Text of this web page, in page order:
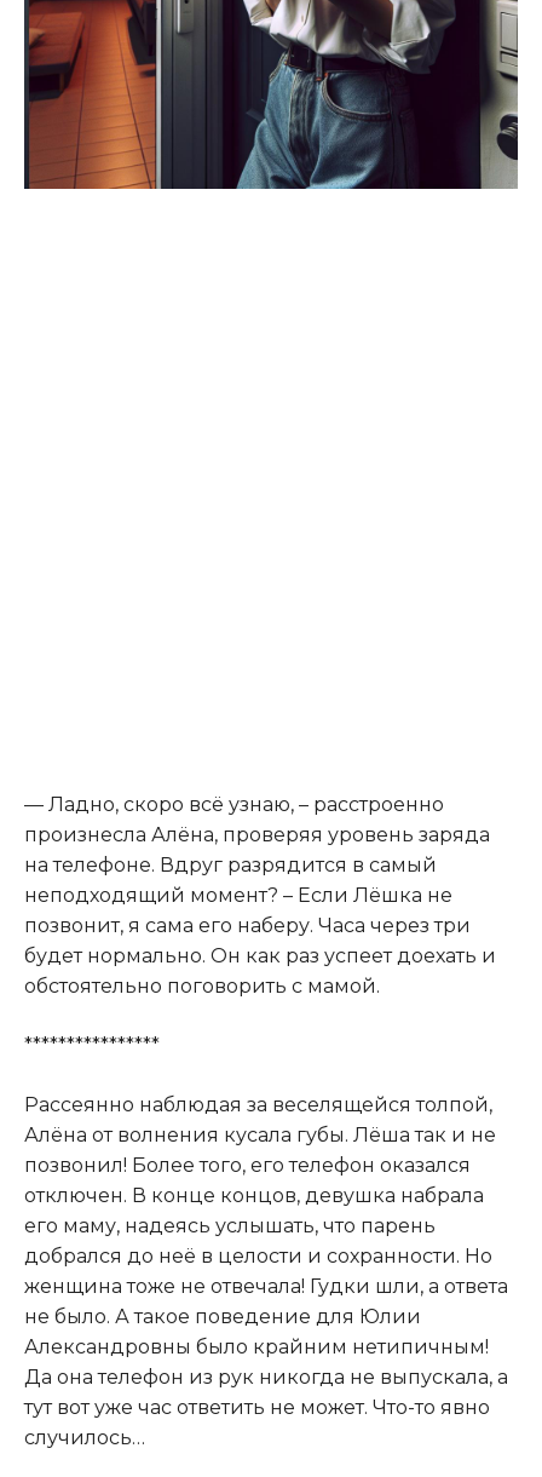
— Ладно, скоро всё узнаю, – расстроенно
произнесла Алёна, проверяя уровень заряда
на телефоне. Вдруг разрядится в самый
неподходящий момент? – Если Лёшка не
позвонит, я сама его наберу. Часа через три
будет нормально. Он как раз успеет доехать и
обстоятельно поговорить с мамой.
****************
Рассеянно наблюдая за веселящейся толпой,
Алёна от волнения кусала губы. Лёша так и не
позвонил! Более того, его телефон оказался
отключен. В конце концов, девушка набрала
его маму, надеясь услышать, что парень
добрался до неё в целости и сохранности. Но
женщина тоже не отвечала! Гудки шли, а ответа
не было. А такое поведение для Юлии
Александровны было крайним нетипичным!
Да она телефон из рук никогда не выпускала, а
тут вот уже час ответить не может. Что-то явно
случилось…